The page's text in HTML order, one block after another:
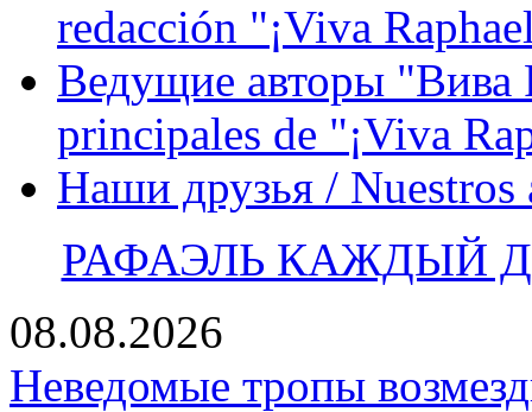
redacción "¡Viva
Ведущие авторы "Вива
principales de "¡Viva
Наши друзья / Nuestros
РАФАЭЛЬ КАЖДЫЙ
08.08.2026
Неведомые тропы